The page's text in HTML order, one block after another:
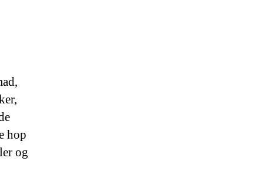
hop
og